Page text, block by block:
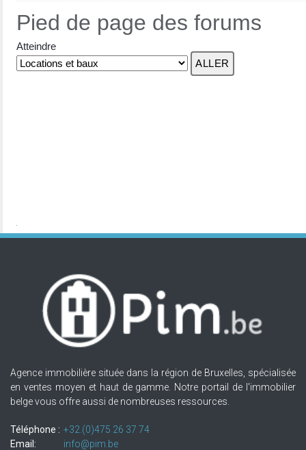
Pied de page des forums
Atteindre
Agence immobilière située dans la région de Bruxelles, spécialisée
en ventes moyen et haut de gamme. Notre portail de l'immobilier
belge vous offre aussi de nombreuses ressources.
Téléphone : +32.(0)475 26 37 74
Email:
info@pim.be